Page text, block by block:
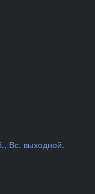
Вс. выходной.